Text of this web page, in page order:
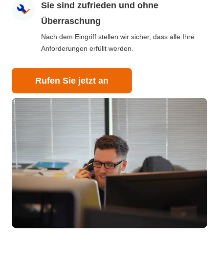
Sie sind zufrieden und ohne
Überraschung
Nach dem Eingriff stellen wir sicher, dass alle Ihre
Anforderungen erfüllt werden.
Rufen Sie jetzt an